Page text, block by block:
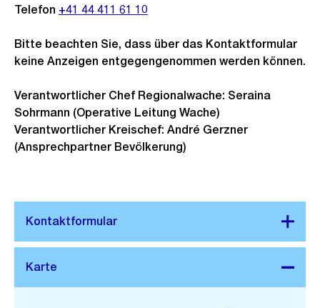
Bitte beachten Sie, dass über das Kontaktformular
keine Anzeigen entgegengenommen werden können.
Verantwortlicher Chef Regionalwache: Seraina
Sohrmann (Operative Leitung Wache)
Verantwortlicher Kreischef: André Gerzner
(Ansprechpartner Bevölkerung)
Stadtplan 3D
Telefon +41 44 411 61 10